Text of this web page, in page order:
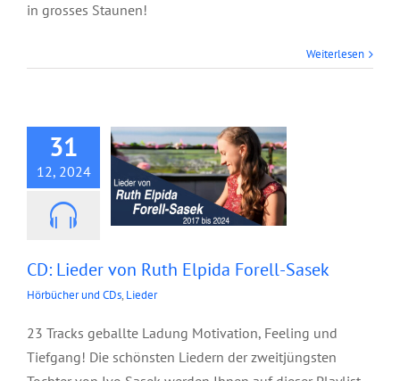
in grosses Staunen!
Weiterlesen
31
12, 2024
CD: Lieder von Ruth
CD: Lieder von Ruth Elpida Forell-Sasek
Hörbücher und CDs, Lieder
23 Tracks geballte Ladung Motivation, Feeling und
Tiefgang! Die schönsten Liedern der zweitjüngsten